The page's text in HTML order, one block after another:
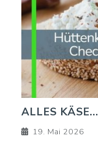
ALLES KÄSE...
19. Mai 2026